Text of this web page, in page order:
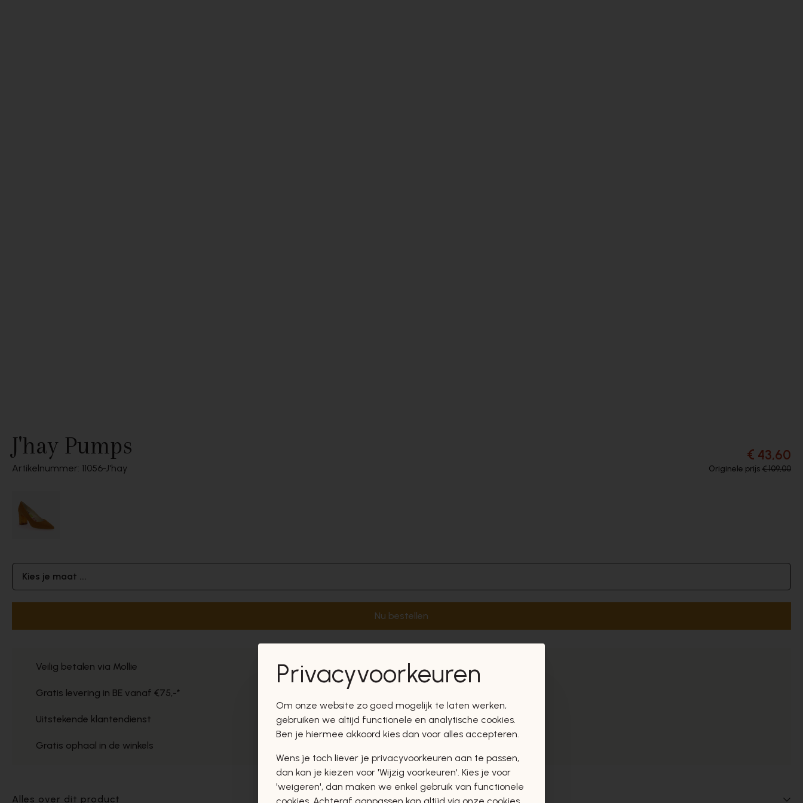
J'hay Pumps
Artikelnummer: 11056 J'hay
€ 43,60
Originele prijs€ 109,00
Kies je maat ...
Nu bestellen
Veilig betalen via Mollie
Gratis levering in BE vanaf €75,-*
Uitstekende klantendienst
Gratis ophaal in de winkels
Alles over dit product
Privacyvoorkeuren
Om onze website zo goed mogelijk te laten werken,
gebruiken we altijd functionele en analytische cookies.
Ben je hiermee akkoord kies dan voor alles accepteren.
Wens je toch liever je privacyvoorkeuren aan te passen,
dan kan je kiezen voor 'Wijzig voorkeuren'. Kies je voor
'weigeren', dan maken we enkel gebruik van functionele
cookies. Achteraf aanpassen kan altijd via onze cookies